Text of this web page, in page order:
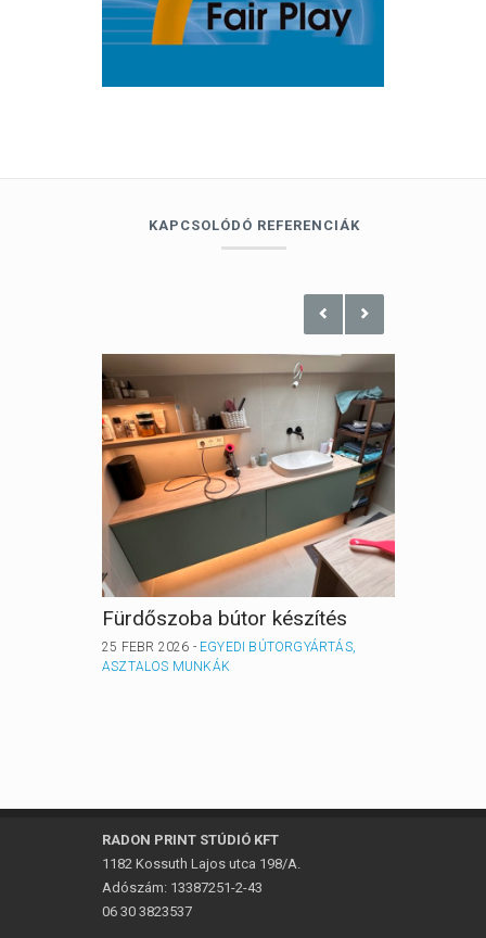
KAPCSOLÓDÓ REFERENCIÁK
Fürdőszoba bútor készítés
25 FEBR 2026 - EGYEDI BÚTORGYÁRTÁS,
ASZTALOS MUNKÁK
RADON PRINT STÚDIÓ KFT
1182 Kossuth Lajos utca 198/A.
Adószám: 13387251-2-43
06 30 3823537